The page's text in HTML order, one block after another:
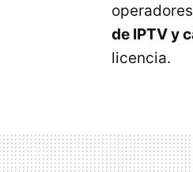
de IPTV y
licencia.